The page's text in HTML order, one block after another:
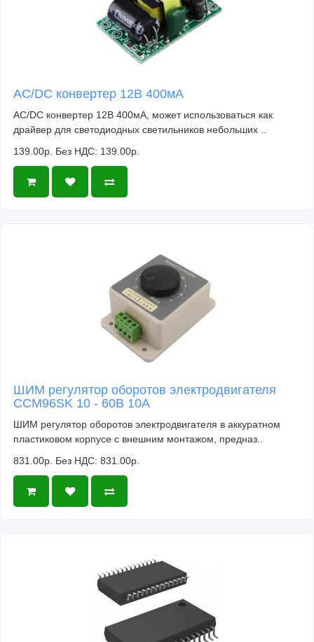
AC/DC конвертер 12В 400мА
AC/DC конвертер 12В 400мА, может использоваться как
драйвер для светодиодных светильников небольших ..
139.00р. Без НДС: 139.00р.
ШИМ регулятор оборотов электродвигателя
CCM96SK 10 - 60В 10А
ШИМ регулятор оборотов электродвигателя в аккуратном
пластиковом корпусе с внешним монтажом, предназ..
831.00р. Без НДС: 831.00р.